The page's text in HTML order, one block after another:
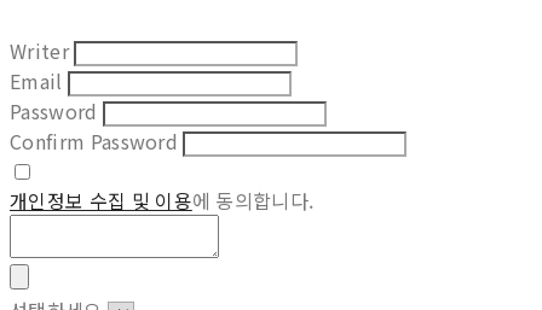
Writer
Email
Password
Confirm Password
개인정보 수집 및 이용에 동의합니다.